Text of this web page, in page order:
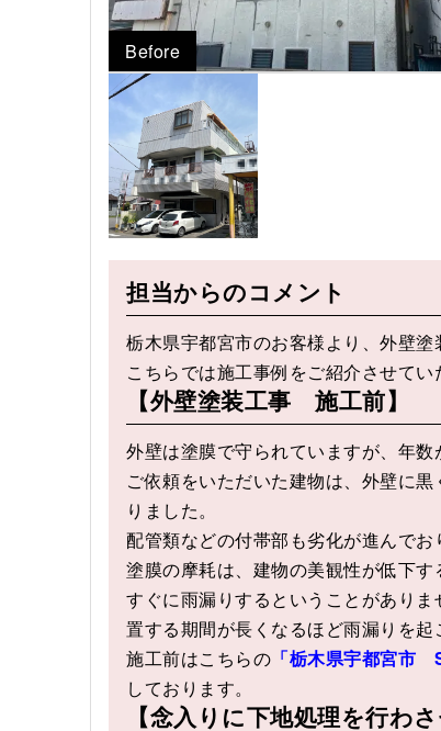
Before
担当からのコメント
栃木県宇都宮市のお客様より、外壁塗
こちらでは施工事例をご紹介させてい
【外壁塗装工事 施工前】
外壁は塗膜で守られていますが、年
ご依頼をいただいた建物は、外壁に
りました。
配管類などの付帯部も劣化が進んでお
塗膜の摩耗は、建物の美観性が低下
すぐに雨漏りするということがあり
置する期間が長くなるほど雨漏りを起
施工前はこちらの 「栃木県宇都宮市
しております。
【念入りに下地処理を行わ